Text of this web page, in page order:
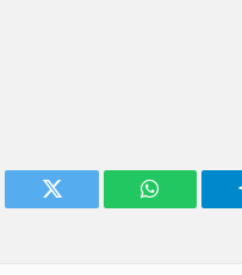
Twitter WhatsApp